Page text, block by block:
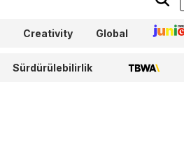
Creativity Global Junior
Sürdürülebilirlik TBWA